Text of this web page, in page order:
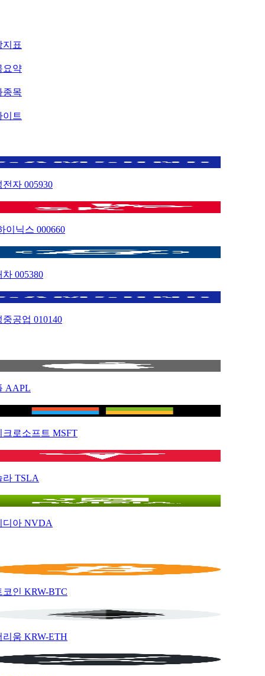
지표
요약
종목
이트
전자 005930
이닉스 000660
차 005380
중공업 010140
AAPL
크로소프트 MSFT
라 TSLA
디아 NVDA
코인 KRW-BTC
리움 KRW-ETH